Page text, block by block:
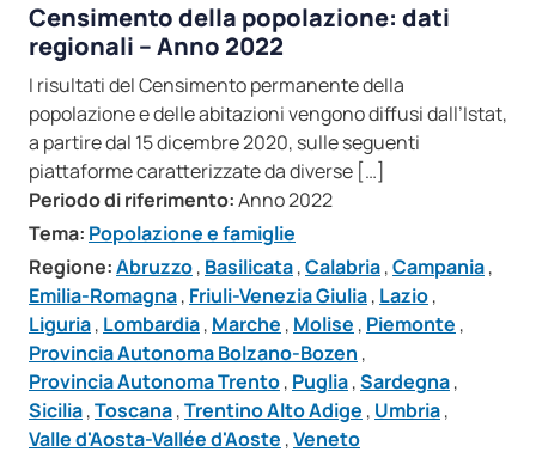
Censimento della popolazione: dati
regionali – Anno 2022
I risultati del Censimento permanente della
popolazione e delle abitazioni vengono diffusi dall’Istat,
a partire dal 15 dicembre 2020, sulle seguenti
piattaforme caratterizzate da diverse […]
Periodo di riferimento:Anno 2022
Tema: Popolazione e famiglie
Regione:Abruzzo, Basilicata,Calabria,Campania,
Emilia-Romagna, Friuli-Venezia Giulia, Lazio,
Liguria, Lombardia, Marche , Molise , Piemonte ,
Provincia Autonoma Bolzano-Bozen ,
Provincia Autonoma Trento, Puglia,Sardegna,
Sicilia,Toscana,Trentino Alto Adige , Umbria,
Valle d'Aosta-Vallée d'Aoste ,Veneto